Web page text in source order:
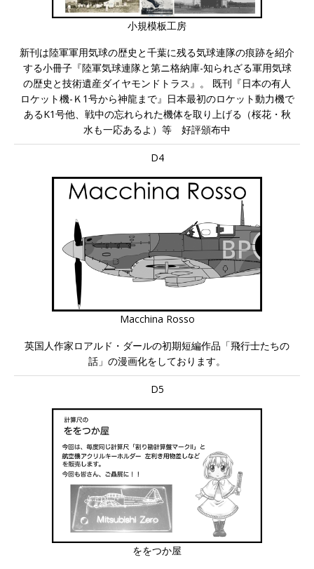
小規模板工房
新刊は陸軍軍用気球の歴史と千葉に残る気球連隊の痕跡を紹介
する小冊子『陸軍気球連隊と第ニ格納庫-知られざる軍用気球
の歴史と技術遺産ダイヤモンドトラス』。 既刊『日本の有人
ロケット機-Ｋ1号から神龍まで』日本最初のロケット動力機で
あるK1号他、戦中の忘れられた機体を取り上げる（桜花・秋
水も一応あるよ）等 好評頒布中
D4
Macchina Rosso
英国人作家ロアルド・ダールの初期短編作品「飛行士たちの
話」の漫画化をしております。
D5
ををつか屋